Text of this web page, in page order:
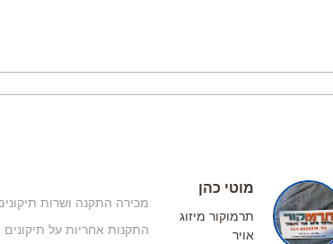
מוטי כהן
תרמוקור מיזוג
אויר
התקנות אחריות על תיקונים 3 חודשים